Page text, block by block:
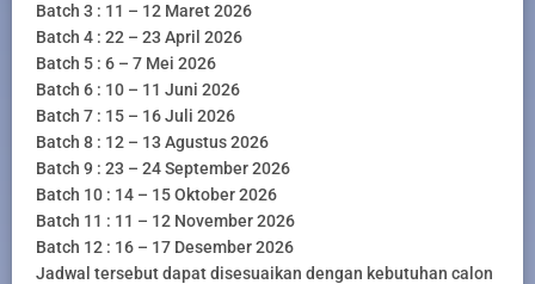
Batch 3 : 11 – 12 Maret 2026
Batch 4 : 22 – 23 April 2026
Batch 5 : 6 – 7 Mei 2026
Batch 6 : 10 – 11 Juni 2026
Batch 7 : 15 – 16 Juli 2026
Batch 8 : 12 – 13 Agustus 2026
Batch 9 : 23 – 24 September 2026
Batch 10 : 14 – 15 Oktober 2026
Batch 11 : 11 – 12 November 2026
Batch 12 : 16 – 17 Desember 2026
Jadwal tersebut dapat disesuaikan dengan kebutuhan calon